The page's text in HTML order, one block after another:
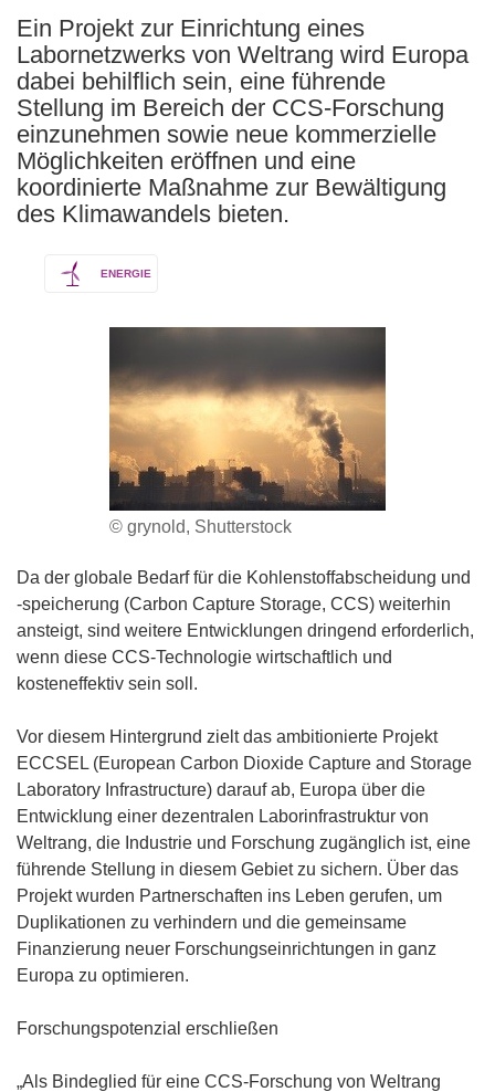
Ein Projekt zur Einrichtung eines
Labornetzwerks von Weltrang wird Europa
dabei behilflich sein, eine führende
Stellung im Bereich der CCS-Forschung
einzunehmen sowie neue kommerzielle
Möglichkeiten eröffnen und eine
koordinierte Maßnahme zur Bewältigung
des Klimawandels bieten.
ENERGIE
© grynold, Shutterstock
Da der globale Bedarf für die Kohlenstoffabscheidung und
-speicherung (Carbon Capture Storage, CCS) weiterhin
ansteigt, sind weitere Entwicklungen dringend erforderlich,
wenn diese CCS-Technologie wirtschaftlich und
kosteneffektiv sein soll.
Vor diesem Hintergrund zielt das ambitionierte Projekt
ECCSEL (European Carbon Dioxide Capture and Storage
Laboratory Infrastructure) darauf ab, Europa über die
Entwicklung einer dezentralen Laborinfrastruktur von
Weltrang, die Industrie und Forschung zugänglich ist, eine
führende Stellung in diesem Gebiet zu sichern. Über das
Projekt wurden Partnerschaften ins Leben gerufen, um
Duplikationen zu verhindern und die gemeinsame
Finanzierung neuer Forschungseinrichtungen in ganz
Europa zu optimieren.
Forschungspotenzial erschließen
„Als Bindeglied für eine CCS-Forschung von Weltrang